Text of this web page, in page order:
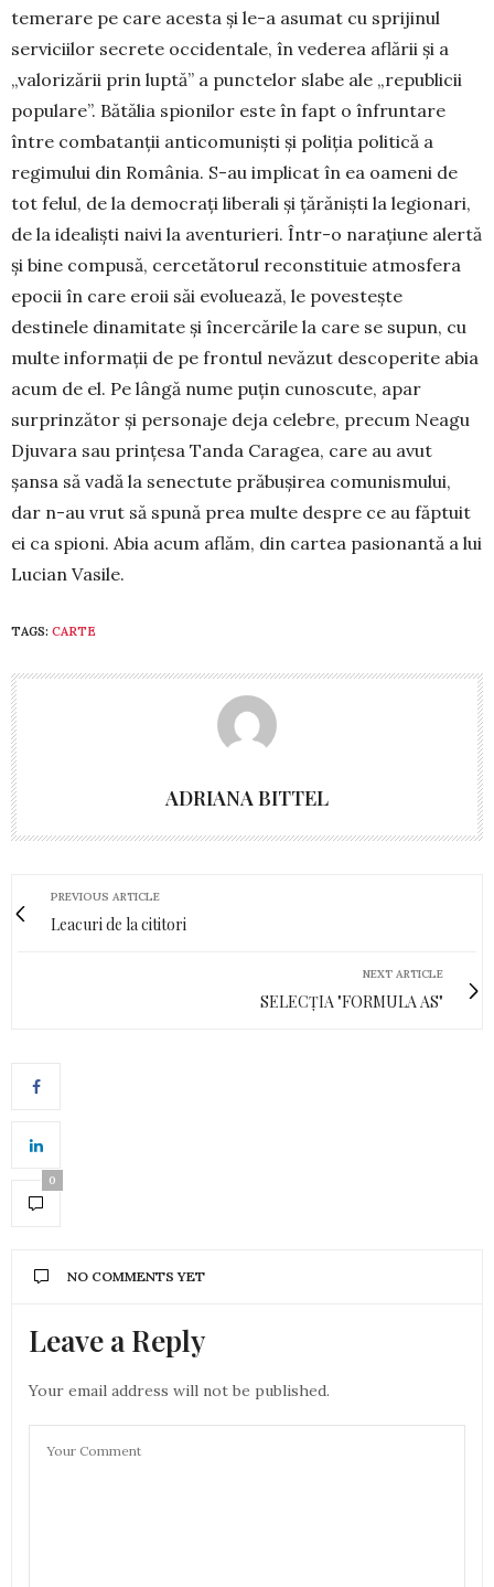
temerare pe care aces­ta şi le-a asumat cu sprijinul
serviciilor secrete occidentale, în vederea aflării şi a
„valorizării prin luptă” a punctelor sla­be ale „republicii
populare”. Bătălia spio­nilor este în fapt o înfruntare
între com­batanţii anticomunişti şi poliţia po­litică a
regimului din România. S-au implicat în ea oameni de
tot felul, de la democraţi liberali şi ţărănişti la legionari,
de la idealişti naivi la aventurieri. Într-o naraţiune alertă
şi bine com­pusă, cercetătorul reconstituie atmosfera
epocii în care eroii săi evoluează, le povesteşte
destinele dinamitate şi încercările la care se supun, cu
multe informaţii de pe frontul nevăzut descoperite abia
acum de el. Pe lângă nume puţin cunoscute, apar
surprinzător şi personaje deja celebre, precum Neagu
Djuvara sau prinţesa Tanda Caragea, care au avut
şansa să vadă la senectute prăbuşirea co­munismului,
dar n-au vrut să spună prea multe despre ce au făptuit
ei ca spioni. Abia acum aflăm, din cartea pasionantă a lui
Lucian Vasile.
TAGS: CARTE
ADRIANA BITTEL
PREVIOUS ARTICLE
Leacuri de la cititori
NEXT ARTICLE
SELECȚIA "FORMULA AS"
0
NO COMMENTS YET
Leave a Reply
Your email address will not be published.